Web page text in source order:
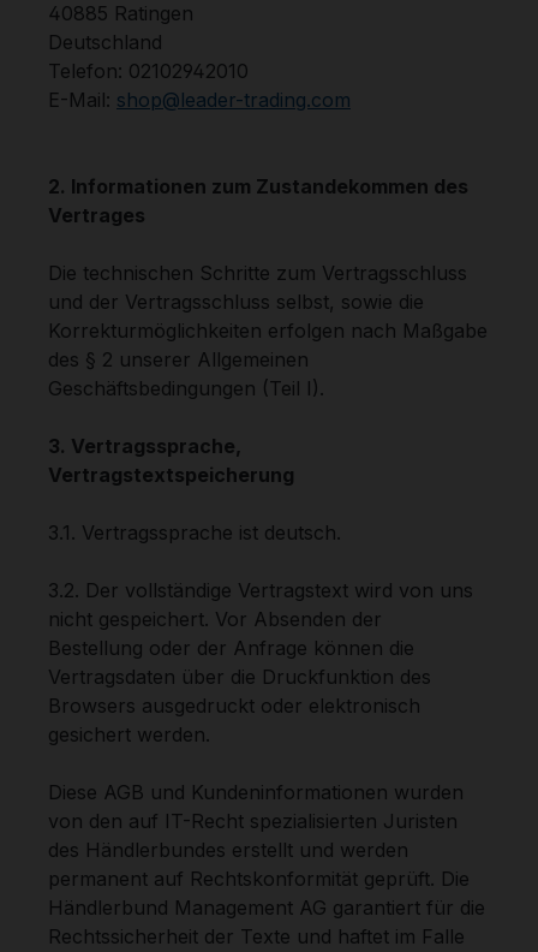
40885 Ratingen
Deutschland
Telefon: 02102942010
E-Mail: shop@leader-trading.com
2. Informationen zum Zustandekommen des
Vertrages
Die technischen Schritte zum Vertragsschluss
und der Vertragsschluss selbst, sowie die
Korrekturmöglichkeiten erfolgen nach Maßgabe
des § 2 unserer Allgemeinen
Geschäftsbedingungen (Teil I).
3. Vertragssprache,
Vertragstextspeicherung
3.1. Vertragssprache ist deutsch.
3.2. Der vollständige Vertragstext wird von uns
nicht gespeichert. Vor Absenden der
Bestellung oder der Anfrage können die
Vertragsdaten über die Druckfunktion des
Browsers ausgedruckt oder elektronisch
gesichert werden.
Diese AGB und Kundeninformationen wurden
von den auf IT-Recht spezialisierten Juristen
des Händlerbundes erstellt und werden
permanent auf Rechtskonformität geprüft. Die
Händlerbund Management AG garantiert für die
Rechtssicherheit der Texte und haftet im Falle